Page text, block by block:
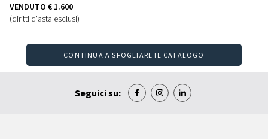
VENDUTO € 1.600
(diritti d'asta esclusi)
CONTINUA A SFOGLIARE IL CATALOGO
Seguici su: